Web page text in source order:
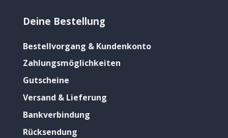
Deine Bestellung
Bestellvorgang & Kundenkonto
Zahlungsmöglichkeiten
Gutscheine
Versand & Lieferung
Bankverbindung
Rücksendung